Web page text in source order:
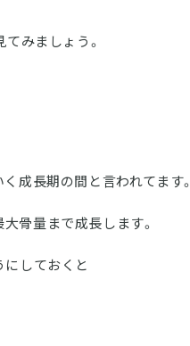
みましょう。
成長期の間と言われてます。
骨量まで成長します。
しておくと